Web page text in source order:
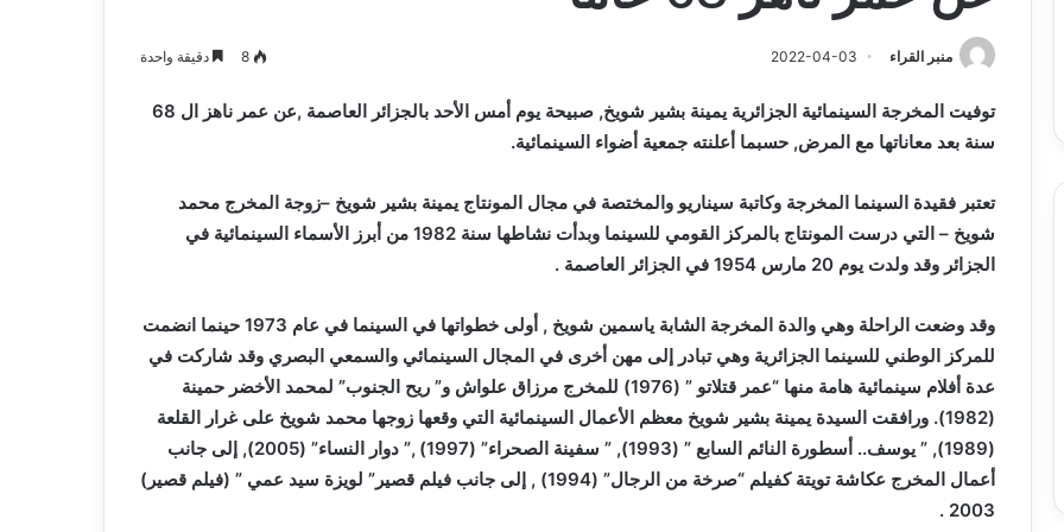
منبر القراء 2022-04-03
8 دقيقة واحدة
توفيت المخرجة السينمائية الجزائرية يمينة بشير شويخ, صبيحة يوم أمس
الأحد بالجزائر العاصمة ,عن عمر ناهز ال 68
سنة بعد معاناتها مع المرض, حسبما أعلنته جمعية أضواء السينمائية.
تعتبر فقيدة السينما المخرجة وكاتبة سيناريو والمختصة في مجال المونتاج يمينة بشير شويخ –زوجة المخرج محمد
شويخ – التي درست المونتاج بالمركز القومي للسينما وبدأت نشاطها سنة 1982 من أبرز الأسماء السينمائية في
الجزائر وقد ولدت يوم 20 مارس 1954 في الجزائر العاصمة .
وقد وضعت الراحلة وهي والدة المخرجة الشابة ياسمين شويخ , أولى خطواتها في السينما في عام 1973 حينما انضمت
للمركز الوطني للسينما الجزائرية وهي تبادر إلى مهن أخرى في المجال السينمائي والسمعي البصري وقد شاركت في
عدة أفلام سينمائية هامة منها “عمر قتلاتو ” (1976) للمخرج مرزاق علواش و” ريح الجنوب” لمحمد الأخضر حمينة
(1982). ورافقت السيدة يمينة بشير شويخ معظم الأعمال السينمائية التي وقعها زوجها محمد شويخ على غرار القلعة
(1989), ” يوسف.. أسطورة النائم السابع ” (1993), ” سفينة الصحراء” (1997) ,” دوار النساء” (2005), إلى جانب
أعمال المخرج عكاشة تويتة كفيلم “صرخة من الرجال” (1994) , إلى جانب فيلم قصير” لويزة سيد عمي ” (فيلم قصير)
2003 .
قرعة الدور التمهيدي لأبطال
وكأس الكونفدرالية يوم الخميس
الدين
بلدية أرزيو بوهران تخصص فرق لترميم